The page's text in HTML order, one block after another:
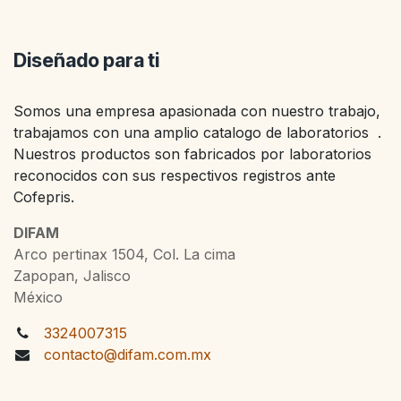
Diseñado para ti
Somos una empresa apasionada con nuestro trabajo,
trabajamos con una amplio catalogo de laboratorios .
Nuestros productos son fabricados por laboratorios
reconocidos con sus respectivos registros ante
Cofepris.
DIFAM
Arco pertinax 1504, Col. La cima
Zapopan, Jalisco
México
3324007315
contacto@difam.com.mx